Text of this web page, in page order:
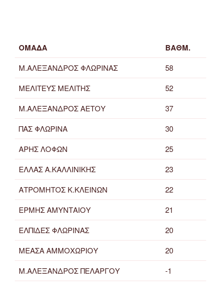
ΟΜΑΔΑ ΒΑΘΜ.
Μ.ΑΛΕΞΑΝΔΡΟΣ ΦΛΩΡΙΝΑΣ
58
ΜΕΛΙΤΕΥΣ ΜΕΛΙΤΗΣ
52
Μ.ΑΛΕΞΑΝΔΡΟΣ ΑΕΤΟΥ
37
ΠΑΣ ΦΛΩΡΙΝΑ
30
ΑΡΗΣ ΛΟΦΩΝ
25
ΕΛΛΑΣ Α.ΚΑΛΛΙΝΙΚΗΣ
23
ΑΤΡΟΜΗΤΟΣ Κ.ΚΛΕΙΝΩΝ
22
ΕΡΜΗΣ ΑΜΥΝΤΑΙΟΥ
21
ΕΛΠΙΔΕΣ ΦΛΩΡΙΝΑΣ
20
ΜΕΑΣΑ ΑΜΜΟΧΩΡΙΟΥ
20
Μ.ΑΛΕΞΑΝΔΡΟΣ ΠΕΛΑΡΓΟΥ
-1